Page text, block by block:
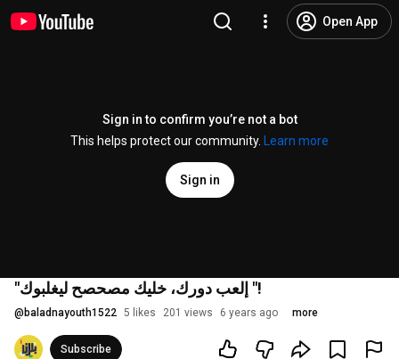
Open App
Sign in to confirm you’re not a bot
This helps protect our community.
Learn more
Sign in
"إلعب دورك، خليك مصحصح ليغلبوك "!
@ baladnayouth1522 5 likes 201 views 6 years ago more
Subscribe